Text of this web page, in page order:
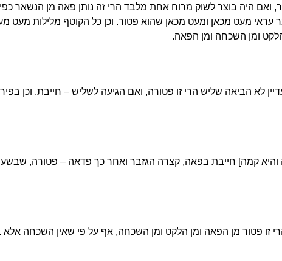
היה בוצר לשוק מרוח אחת מלבד הרי זה נותן פאה מן הנשאר
עראי מעט מכאן ומעט מכאן שהוא פטור. וכן כל הקוטף מלילות מעט
ומן השכחה ומן הפאה.
לא הביאה שליש הרי זו פטורה, ואם הגיעה לשליש – חייבת. וכן
והיא קמה] חייבת בפאה, קצרה הגזבר ואחר כך פדאה – פטורה,
זו פטור מן הפאה ומן הלקט ומן השכחה, אף על פי שאין השכחה